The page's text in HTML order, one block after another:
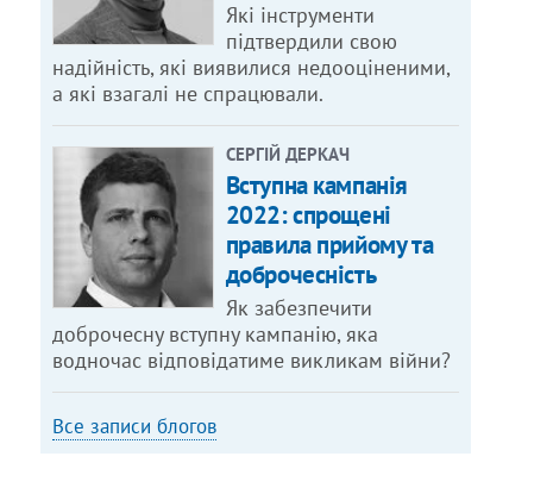
Які інструменти
підтвердили свою
надійність, які виявилися недооціненими,
а які взагалі не спрацювали.
СЕРГІЙ ДЕРКАЧ
Вступна кампанія
2022: спрощені
правила прийому та
доброчесність
Як забезпечити
доброчесну вступну кампанію, яка
водночас відповідатиме викликам війни?
Все записи блогов